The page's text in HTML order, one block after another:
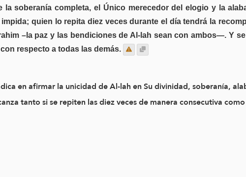
soberanía completa, el Único merecedor del elogio y la
quien lo repita diez veces durante el día tendrá la
–la paz y las bendiciones de Al-lah sean con ambos—. Y
respecto a todas las demás.
en afirmar la unicidad de Al-lah en Su divinidad, soberanía,
tanto si se repiten las diez veces de manera consecutiva